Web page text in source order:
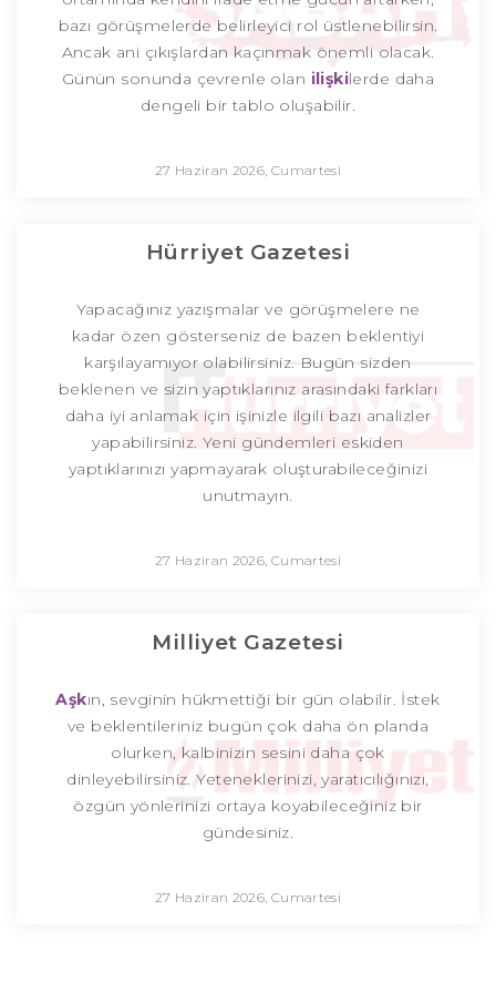
bazı görüşmelerde belirleyici rol üstlenebilirsin.
Ancak ani çıkışlardan kaçınmak önemli olacak.
Günün sonunda çevrenle olan ilişkilerde daha
dengeli bir tablo oluşabilir.
27 Haziran 2026, Cumartesi
Hürriyet Gazetesi
Yapacağınız yazışmalar ve görüşmelere ne
kadar özen gösterseniz de bazen beklentiyi
karşılayamıyor olabilirsiniz. Bugün sizden
beklenen ve sizin yaptıklarınız arasındaki farkları
daha iyi anlamak için işinizle ilgili bazı analizler
yapabilirsiniz. Yeni gündemleri eskiden
yaptıklarınızı yapmayarak oluşturabileceğinizi
unutmayın.
27 Haziran 2026, Cumartesi
Milliyet Gazetesi
Aşkın, sevginin hükmettiği bir gün olabilir. İstek
ve beklentileriniz bugün çok daha ön planda
olurken, kalbinizin sesini daha çok
dinleyebilirsiniz. Yeteneklerinizi, yaratıcılığınızı,
özgün yönlerinizi ortaya koyabileceğiniz bir
gündesiniz.
27 Haziran 2026, Cumartesi